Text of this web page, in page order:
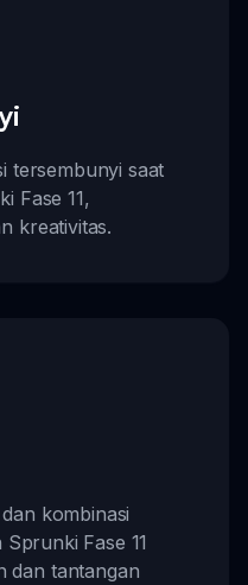
tersembunyi saat
Fase 11,
kreativitas.
kombinasi
Fase 11
dan tantangan